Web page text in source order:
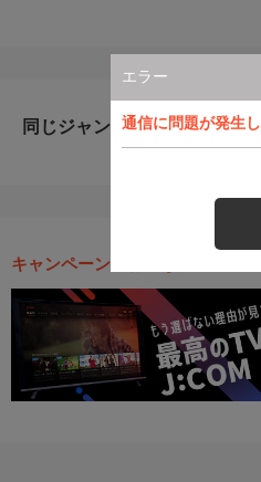
エラー
通信に問題が発生
同じジャンルのおすすめ番組
キャンペーン・お得な情報